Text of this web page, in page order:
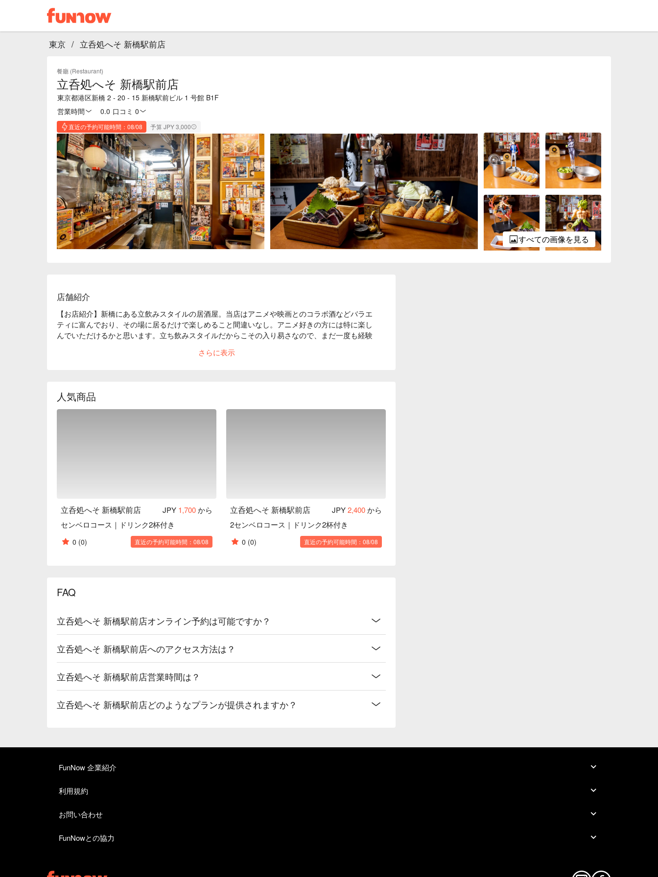
東京 / 立呑処へそ 新橋駅前店
餐廳 (Restaurant)
立呑処へそ 新橋駅前店
東京都港区新橋 2 - 20 - 15 新橋駅前ビル 1 号館 B1F
営業時間
0.0 口コミ 0
直近の予約可能時間：08/08 予算 JPY 3,000
すべての画像を見る
店舗紹介
【お店紹介】新橋にある立飲みスタイルの居酒屋。当店はアニメや映画とのコラボ酒などバラエ
ティに富んでおり、その場に居るだけで楽しめること間違いなし。アニメ好きの方には特に楽し
んでいただけるかと思います。立ち飲みスタイルだからこその入り易さなので、まだ一度も経験
【こだわりの食材】当店自慢の揚げたて串焼きをはじめ、一日 5 セット限定の築地直送お刺身セ
さらに表示
人気商品
立呑処へそ 新橋駅前店 JPY 1,700から
センベロコース｜ドリンク2杯付き
0 (0) 直近の予約可能時間：08/08
立呑処へそ 新橋駅前店 JPY2,400から
2センベロコース｜ドリンク2杯付き
0 (0) 直近の予約可能時間：08/08
FAQ
立呑処へそ 新橋駅前店オンライン予約は可能ですか？
立呑処へそ 新橋駅前店へのアクセス方法は？
立呑処へそ 新橋駅前店営業時間は？
立呑処へそ 新橋駅前店どのようなプランが提供されますか？
FunNow 企業紹介
利用規約
お問い合わせ
FunNowとの協力